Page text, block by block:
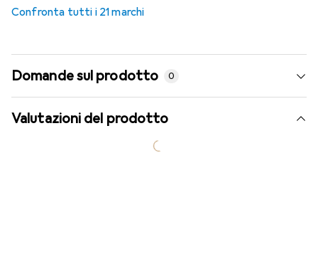
Confronta tutti i 21 marchi
Domande sul prodotto 0
Valutazioni del prodotto